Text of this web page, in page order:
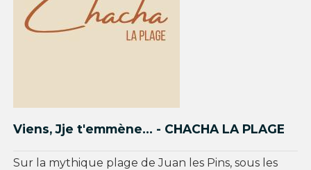
Viens, Jje t'emmène... - CHACHA LA PLAGE
Sur la mythique plage de Juan les Pins, sous les